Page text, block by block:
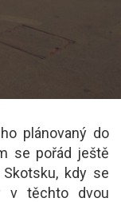
plánovaný do
se pořád ještě
kdy se
v těchto dvou